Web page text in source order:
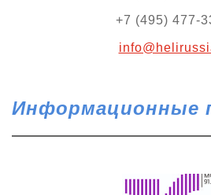
+7 (495) 477-
Информационные